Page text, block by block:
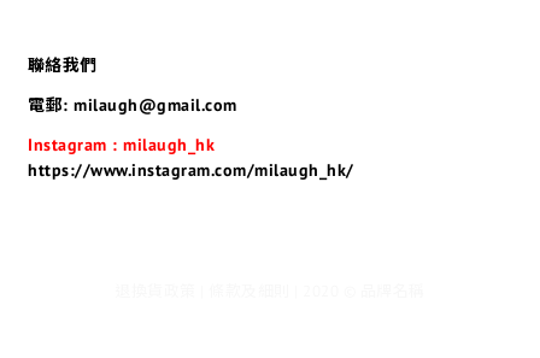
聯絡我們
電郵: milaugh@gmail.com
Instagram : milaugh_hk
https://www.instagram.com/milaugh_hk/